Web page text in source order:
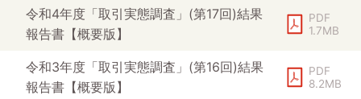
令和4年度「取引実態調査」(第17回)結果
報告書【概要版】
PDF
1.7MB
令和3年度「取引実態調査」(第16回)結果
報告書【概要版】
PDF
8.2MB